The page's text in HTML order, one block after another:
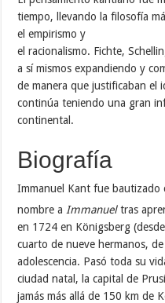
tiempo, llevando la filosofía
el empirismo y
el racionalismo. Fichte,
a sí mismos expandiendo y
de manera que justificaban el
continúa teniendo una gran
continental.
Biografía
Immanuel Kant fue bautizado
nombre a Immanueltras
en 1724 en Königsberg
cuarto de nueve hermanos,
adolescencia. Pasó toda su
ciudad natal, la capital de
jamás más allá de 150 km de